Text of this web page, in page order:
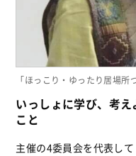
「ほっこり・ゆったり居場
いっしょに学び、考
こと
主催の4委員会を代表し